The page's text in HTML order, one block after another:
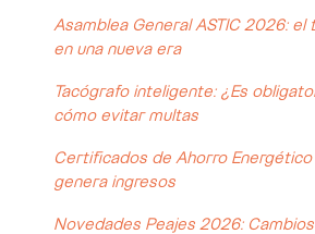
Asamblea General ASTIC 2026:
en una nueva era
Tacógrafo inteligente: ¿Es
cómo evitar multas
Certificados de Ahorro Energético
genera ingresos
Novedades Peajes 2026: